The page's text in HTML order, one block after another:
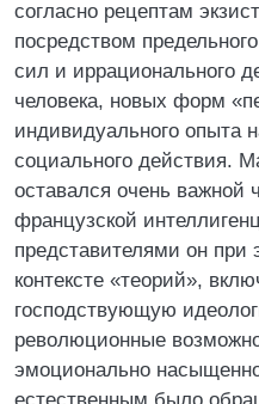
согласно рецептам
посредством
сил и иррационального
человека, новых форм
индивидуального опыта
социального действия.
оставался очень важной
французской
представителями он при
контексте «теорий»,
господствующую
революционные
эмоционально